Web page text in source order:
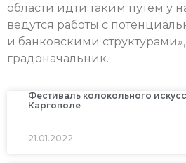
области идти таким путем у
ведутся работы с
и банковскими
градоначальник.
Фестиваль колокольного
Каргополе
21.01.2022